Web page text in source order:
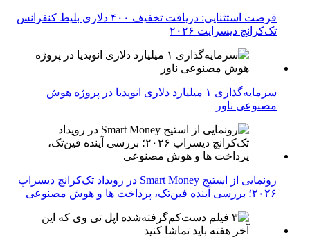
فرصت استثنایی: دریافت تخفیف ۴۰۰ دلاری بلیط کنفرانس
تک‌کرانچ دیسراپت ۲۰۲۶
سرمایه‌گذاری ۱ میلیارد دلاری انویدیا در پروژه هوش
مصنوعی ناور
رونمایی از استیج Smart Money در رویداد تک‌کرانچ دیسراپ
۲۰۲۶؛ بررسی آینده فین‌تک، پرداخت‌ ها و هوش مصنوعی